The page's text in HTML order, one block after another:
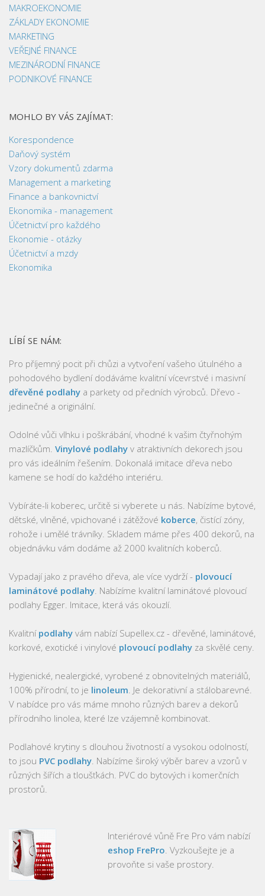
MAKROEKONOMIE
ZÁKLADY EKONOMIE
MARKETING
VEŘEJNÉ FINANCE
MEZINÁRODNÍ FINANCE
PODNIKOVÉ FINANCE
MOHLO BY VÁS ZAJÍMAT:
Korespondence
Daňový systém
Vzory dokumentů zdarma
Management a marketing
Finance a bankovnictví
Ekonomika - management
Účetnictví pro každého
Ekonomie - otázky
Účetnictví a mzdy
Ekonomika
LÍBÍ SE NÁM:
Pro příjemný pocit při chůzi a vytvoření vašeho útulného a
pohodového bydlení dodáváme kvalitní vícevrstvé i masivní
dřevěné podlahy a parkety od předních výrobců. Dřevo -
jedinečné a originální.
Odolné vůči vlhku i poškrábání, vhodné k vašim čtyřnohým
mazlíčkům. Vinylové podlahy v atraktivních dekorech jsou
pro vás ideálním řešením. Dokonalá imitace dřeva nebo
kamene se hodí do každého interiéru.
Vybíráte-li koberec, určitě si vyberete u nás. Nabízíme bytové,
dětské, vlněné, vpichované i zátěžové koberce, čistící zóny,
rohože i umělé trávníky. Skladem máme přes 400 dekorů, na
objednávku vám dodáme až 2000 kvalitních koberců.
Vypadají jako z pravého dřeva, ale více vydrží - plovoucí
laminátové podlahy . Nabízíme kvalitní laminátové plovoucí
podlahy Egger. Imitace, která vás okouzlí.
Kvalitní podlahy vám nabízí Supellex.cz - dřevěné, laminátové,
korkové, exotické i vinylové plovoucí podlahy za skvělé ceny.
Hygienické, nealergické, vyrobené z obnovitelných materiálů,
100% přírodní, to je linoleum . Je dekorativní a stálobarevné.
V nabídce pro vás máme mnoho různých barev a dekorů
přírodního linolea, které lze vzájemně kombinovat.
Podlahové krytiny s dlouhou životností a vysokou odolností,
to jsou PVC podlahy . Nabízíme široký výběr barev a vzorů v
různých šířích a tloušťkách. PVC do bytových i komerčních
prostorů.
Interiérové vůně Fre Pro vám nabízí
eshop FrePro . Vyzkoušejte je a
provoňte si vaše prostory.